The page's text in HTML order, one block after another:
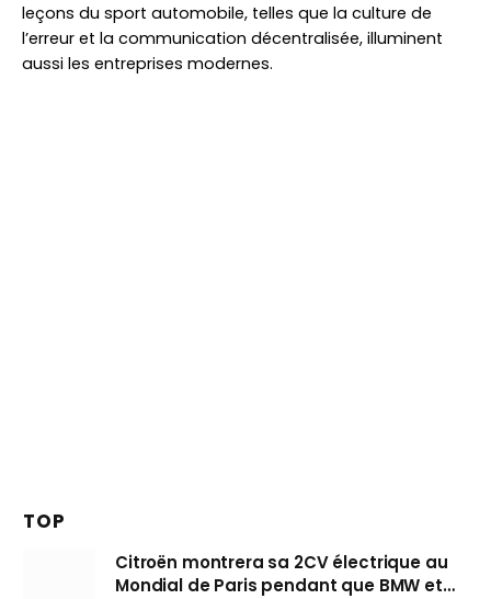
leçons du sport automobile, telles que la culture de
l’erreur et la communication décentralisée, illuminent
aussi les entreprises modernes.
TOP
Citroën montrera sa 2CV électrique au
Mondial de Paris pendant que BMW et